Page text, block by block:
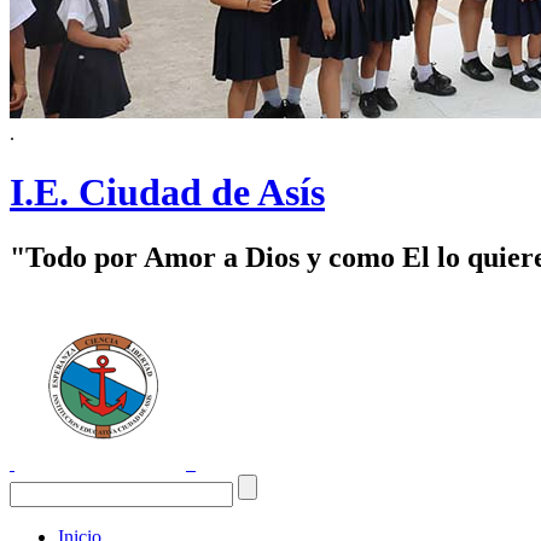
.
I.E. Ciudad de Asís
"Todo por Amor a Dios y como El lo
Inicio